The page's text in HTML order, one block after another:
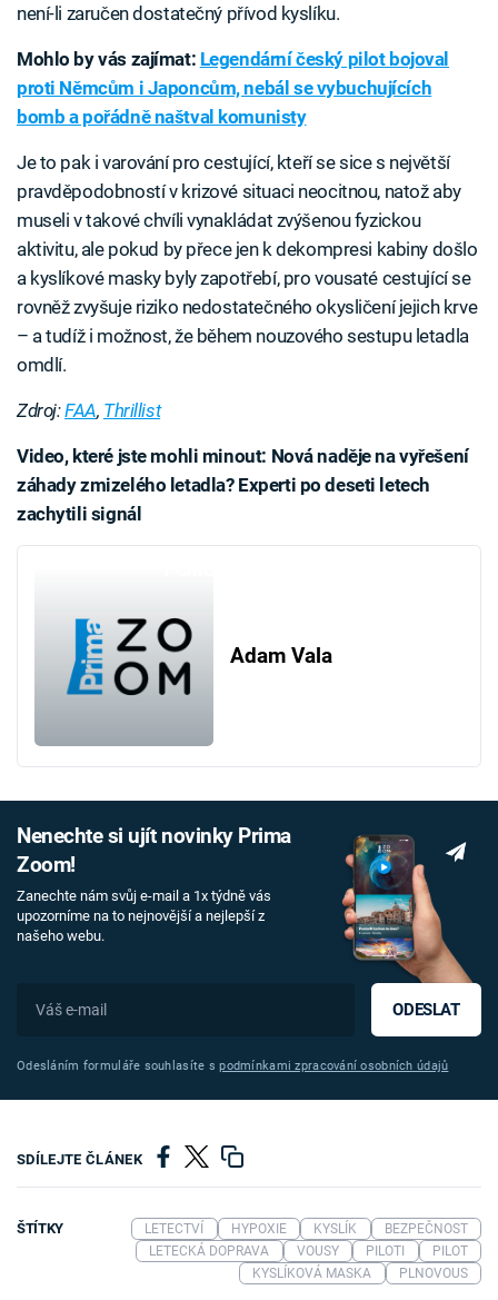
není-li zaručen dostatečný přívod kyslíku.
Mohlo by vás zajímat: Legendární český pilot bojoval
proti Němcům i Japoncům, nebál se vybuchujících
bomb a pořádně naštval komunisty
Je to pak i varování pro cestující, kteří se sice s největší
pravděpodobností v krizové situaci neocitnou, natož aby
museli v takové chvíli vynakládat zvýšenou fyzickou
aktivitu, ale pokud by přece jen k dekompresi kabiny došlo
a kyslíkové masky byly zapotřebí, pro vousaté cestující se
rovněž zvyšuje riziko nedostatečného okysličení jejich krve
– a tudíž i možnost, že během nouzového sestupu letadla
omdlí.
Zdroj:FAA, Thrillist
Video, které jste mohli minout: Nová naděje na vyřešení
záhady zmizelého letadla? Experti po deseti letech
zachytili signál
Adam Vala
Nenechte si ujít novinky Prima
Zoom!
Zanechte nám svůj e-mail a 1x týdně vás
upozorníme na to nejnovější a nejlepší z
našeho webu.
ODESLAT
Odesláním formuláře souhlasíte spodmínkami zpracování osobních údajů
SDÍLEJTE ČLÁNEK
ŠTÍTKY LETECTVÍ HYPOXIE KYSLÍK
BEZPEČNOST
LETECKÁ DOPRAVA
VOUSY PILOTI
PILOT
KYSLÍKOVÁ MASKA
PLNOVOUS